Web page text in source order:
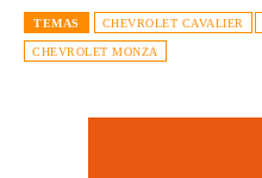
TEMAS CHEVROLET CAVALIER
CHEVROLET MONZA